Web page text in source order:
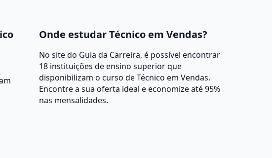
Onde estudar Técnico em Vendas?
No site do Guia da Carreira, é possível encontrar
18 instituições de ensino superior que
disponibilizam o curso de Técnico em Vendas.
Encontre a sua oferta ideal e economize até 95%
nas mensalidades.